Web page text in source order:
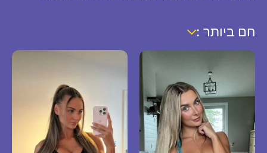
חם ביותר :